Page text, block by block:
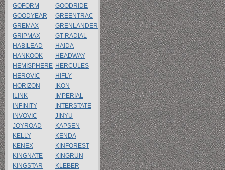
GOFORM
GOODRIDE
GOODYEAR
GREENTRAC
GREMAX
GRENLANDER
GRIPMAX
GT RADIAL
HABILEAD
HAIDA
HANKOOK
HEADWAY
HEMISPHERE HERCULES
HEROVIC
HIFLY
HORIZON
IKON
ILINK
IMPERIAL
INFINITY
INTERSTATE
INVOVIC
JINYU
JOYROAD
KAPSEN
KELLY
KENDA
KENEX
KINFOREST
KINGNATE
KINGRUN
KINGSTAR
KLEBER